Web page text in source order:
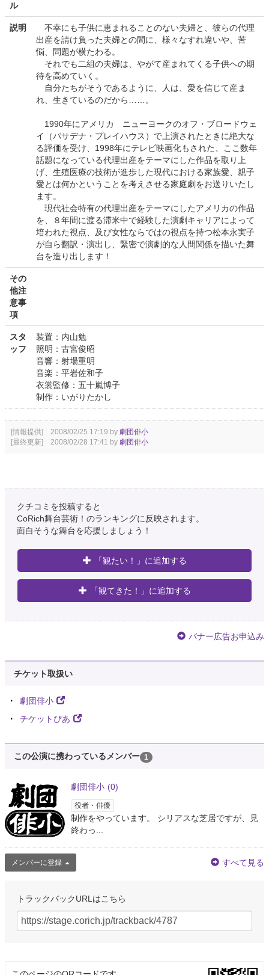
ル
説明
不幸にも子供に恵まれることのない夫婦と、彼らの代理
出産を請け負った夫婦との間に、様々なすれ違いや、苦
悩、問題が横たわる。
それでも二組の夫婦は、やがて産まれてくる子供への期
待を高めていく。
自分たちがそうであるように、人は、愛を信じて産ま
れ、生きているのだから……。
1990年にアメリカ ニューヨークのオフ・ブロードウェ
イ（パサデナ・プレイハウス）で上演されたときに絶大な
る評価を受け、1998年にテレビ映画化もされた、ここ数年
話題になっている代理出産をテーマにした作品を取り上
げ、生殖医療の技術が進歩した現代における家族愛、親子
愛とは何かということを考えさせる家庭劇をお送りいたし
ます。
現代社会特有の代理出産をテーマにしたアメリカの作品
を、８年間に渡る滞米中で経験した演劇キャリアによって
培われた視点、及び女性ならではの視点を持つ松本永実子
が自ら翻訳・演出し、緊密で演劇的な人間関係を描いた舞
台を造り出します！
その
他注
意事
項
スタ
ッフ
装置：内山勉
照明：古宮俊昭
音響：射場重明
音楽：平岩佐和子
衣裳監修：五十嵐博子
制作：いがりたかし
[情報提供] 2008/02/25 17:19 by 劇団俳小
[最終更新] 2008/02/28 17:41 by 劇団俳小
クチコミを投稿すると
CoRich舞台芸術！のランキングに反映されます。
面白そうな舞台を応援しましょう！
「観たい！」に追加する
「観てきた！」に追加する
バナー広告お申込み
チケット取扱い
劇団俳小
チケットぴあ
この公演に携わっているメンバー 1
劇団俳小 (0)
役者・俳優
制作をやっています。 シリアスな芝居ですが、見
終わっ...
メンバーに登録 すべて見る
トラックバックURLはこちら